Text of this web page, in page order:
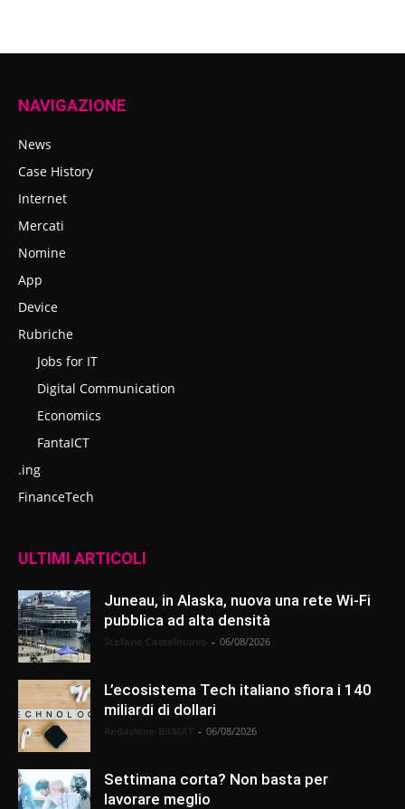
NAVIGAZIONE
News
Case History
Internet
Mercati
Nomine
App
Device
Rubriche
Jobs for IT
Digital Communication
Economics
FantaICT
.ing
FinanceTech
ULTIMI ARTICOLI
Juneau, in Alaska, nuova una rete Wi-Fi
pubblica ad alta densità
- 06/08/2026
L’ecosistema Tech italiano sfiora i 140
miliardi di dollari
- 06/08/2026
Settimana corta? Non basta per
lavorare meglio